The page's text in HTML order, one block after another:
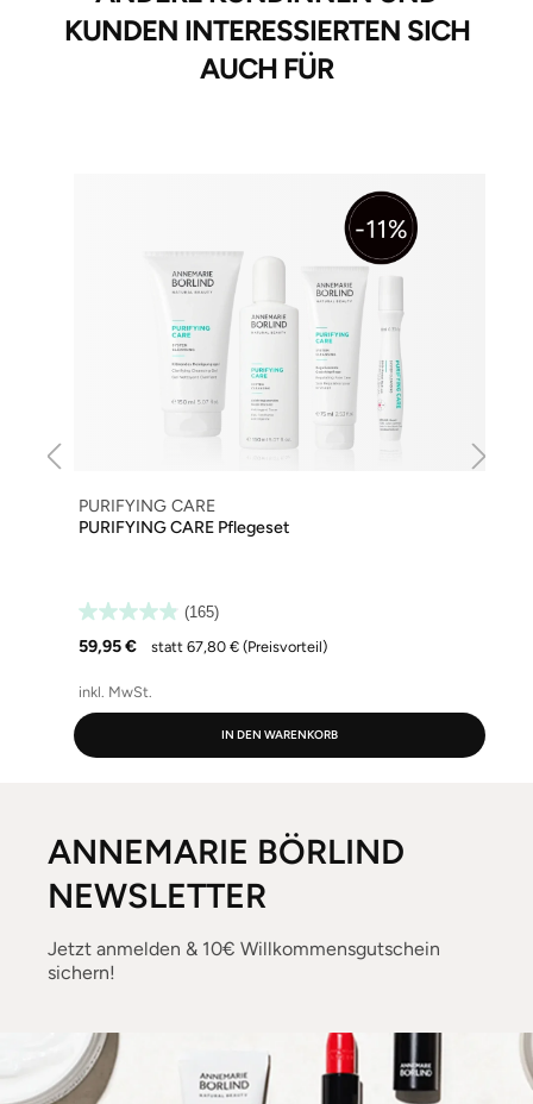
KUNDEN INTERESSIERTEN SICH
AUCH FÜR
PURIFYING CARE
PURIFYING CARE Pflegeset
(165)
59,95 € statt 67,80 € (Preisvorteil)
inkl. MwSt.
IN DEN WARENKORB
ANNEMARIE BÖRLIND
NEWSLETTER
Jetzt anmelden & 10€ Willkommensgutschein
sichern!